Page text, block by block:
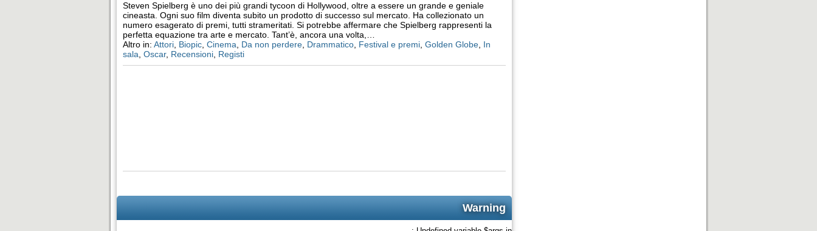
Steven Spielberg è uno dei più grandi tycoon di Hollywood, oltre a essere un grande e geniale
cineasta. Ogni suo film diventa subito un prodotto di successo sul mercato. Ha collezionato un
numero esagerato di premi, tutti strameritati. Si potrebbe affermare che Spielberg rappresenti la
perfetta equazione tra arte e mercato. Tant’è, ancora una volta,…
Altro in: Attori Biopic Cinema Da non perdere Drammatico Festival e premi Golden Globe In
sala Oscar, Recensioni Registi
Warning